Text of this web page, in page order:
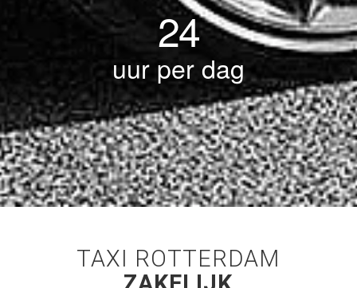
24
uur per dag
TAXI ROTTERDAM